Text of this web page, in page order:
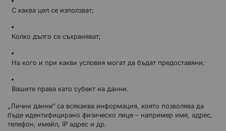
С каква цел се използват;
Колко дълго се съхраняват;
На кого и при какви условия могат да бъдат предоставяни;
Вашите права като субект на данни.
„Лични данни“ са всякаква информация, която позволява да
бъде идентифицирано физическо лице – например име, адрес,
телефон, имейл, IP адрес и др.